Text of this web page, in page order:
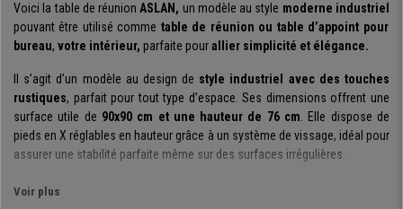
Voici la table de réunionASLAN , un modèle au style moderne industriel
pouvant être utilisé comme table de réunion ou table d’appoint pour
bureau, votre intérieur, parfaite pourallier simplicité et élégance.
Il s’agit d’un modèle au design de style industriel avec des touches
rustiques, parfait pour tout type d’espace. Ses dimensions offrent une
surface utile de 90x90 cm et une hauteur de 76 cm. Elle dispose de
pieds en X réglables en hauteur grâce à un système de vissage, idéal pour
assurer une stabilité parfaite même sur des surfaces irrégulières.
Elle se distingue par son
Voir plus